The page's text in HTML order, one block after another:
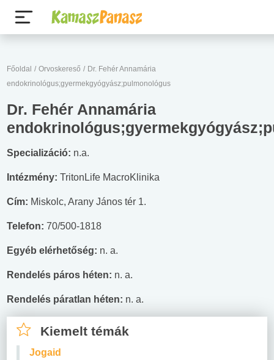
Főoldal / Orvoskereső / Dr. Fehér Annamária
endokrinológus;gyermekgyógyász;pulmonológus
Dr. Fehér Annamária
Specializáció: n.a.
Intézmény: TritonLife MacroKlinika
Cím: Miskolc, Arany János tér 1.
Telefon: 70/500-1818
Egyéb elérhetőség: n. a.
Rendelés páros héten: n. a.
Rendelés páratlan héten: n. a.
Kiemelt témák
Jogaid